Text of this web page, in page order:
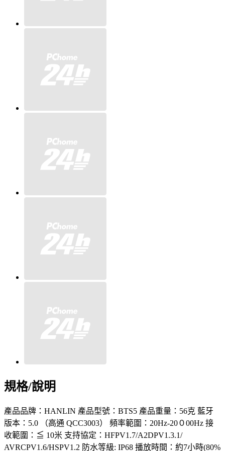
規格/說明
產品品牌：HANLIN 產品型號：BTS5 產品重量：56克 藍牙
版本：5.0 （高通 QCC3003） 頻率範圍：20Hz-20０00Hz 接
收範圍：≦ 10米 支持協定：HFPV1.7/A2DPV1.3.1/
AVRCPV1.6/HSPV1.2 防水等級: IP68 播放時間：約7小時(80%